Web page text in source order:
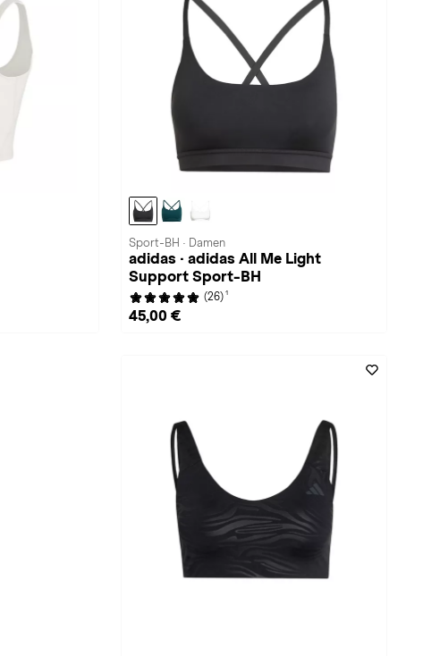
Sport-BH · Damen
adidas · adidas All Me Light
Support Sport-BH
(26) 1
45,00 €